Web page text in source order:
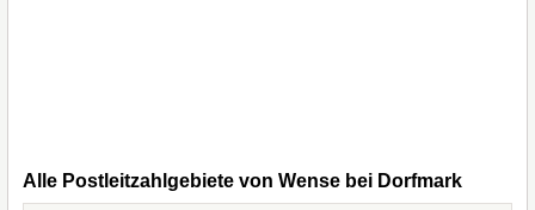
Alle Postleitzahlgebiete von Wense bei Dorfmark